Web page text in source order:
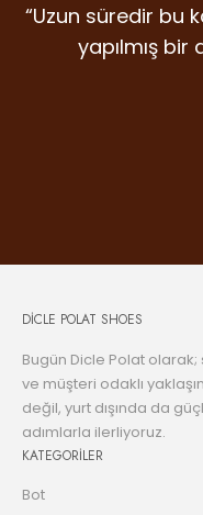
“Uzun süredir bu
yapılmış bir
“Detaylara
duruş…
“İlk giydiğim
markalardan.
DİCLE POLAT SHOES
Bugün Dicle Polat
ve müşteri odaklı
değil, yurt dışında da
adımlarla ilerliyoruz.
KATEGORİLER
Bot